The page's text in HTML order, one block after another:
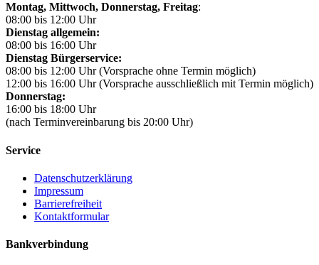
Montag, Mittwoch, Donnerstag, Freitag:
08:00 bis 12:00 Uhr
Dienstag allgemein:
08:00 bis 16:00 Uhr
Dienstag Bürgerservice:
08:00 bis 12:00 Uhr (Vorsprache ohne Termin möglich)
12:00 bis 16:00 Uhr (Vorsprache ausschließlich mit Termin möglich)
Donnerstag:
16:00 bis 18:00 Uhr
(nach Terminvereinbarung bis 20:00 Uhr)
Service
Datenschutzerklärung
Impressum
Barrierefreiheit
Kontaktformular
Bankverbindung